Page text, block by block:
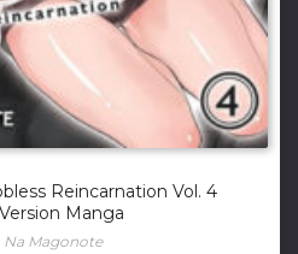
Reincarnation Vol. 4
Manga
Na Magonote